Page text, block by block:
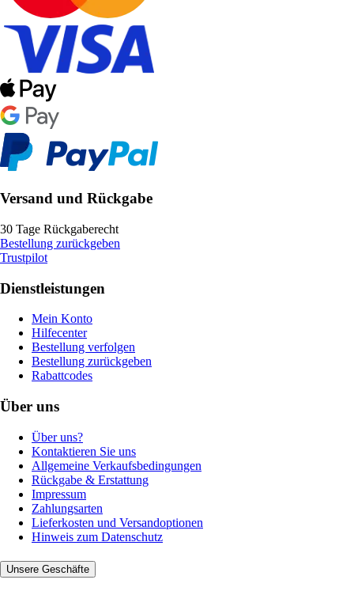
Versand und Rückgabe
30 Tage Rückgaberecht
Bestellung zurückgeben
Trustpilot
Dienstleistungen
Mein Konto
Hilfecenter
Bestellung verfolgen
Bestellung zurückgeben
Rabattcodes
Über uns
Über uns?
Kontaktieren Sie uns
Allgemeine Verkaufsbedingungen
Rückgabe & Erstattung
Impressum
Zahlungsarten
Lieferkosten und Versandoptionen
Hinweis zum Datenschutz
Unsere Geschäfte